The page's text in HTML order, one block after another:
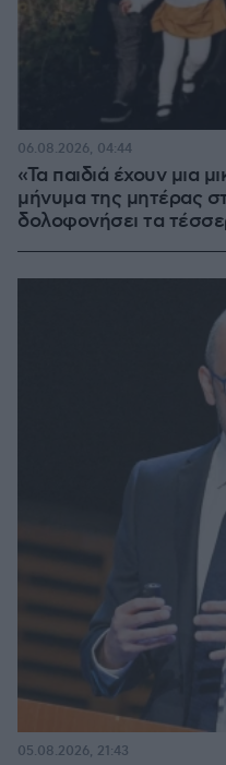
«Τα παιδιά έχουν μια
μήνυμα της μητέρας
δολοφονήσει τα
06.08.2026, 04:44
05.08.2026, 21:43